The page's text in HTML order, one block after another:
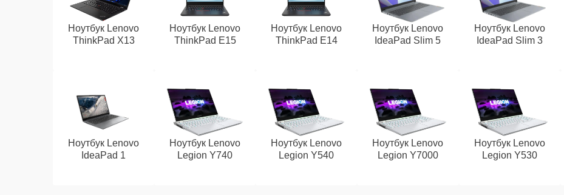
Ноутбук Lenovo
ThinkPad X13
Ноутбук Lenovo
ThinkPad E15
Ноутбук Lenovo
ThinkPad E14
Ноутбук Lenovo
IdeaPad Slim 5
Ноутбук Lenovo
IdeaPad Slim 3
Ноутбук Lenovo
IdeaPad 1
Ноутбук Lenovo
Legion Y740
Ноутбук Lenovo
Legion Y540
Ноутбук Lenovo
Legion Y7000
Ноутбук Lenovo
Legion Y530